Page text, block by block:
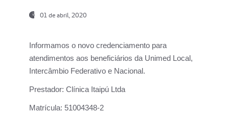
01 de abril, 2020
Informamos o novo credenciamento para
atendimentos aos beneficiários da Unimed Local,
Intercâmbio Federativo e Nacional.
Prestador: Clínica Itaipú Ltda
Matrícula: 51004348-2